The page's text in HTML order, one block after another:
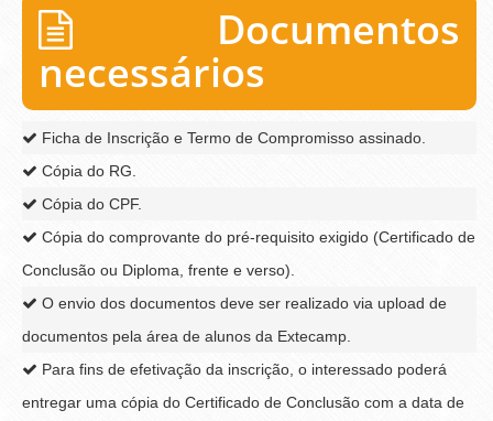
Documentos
necessários
Ficha de Inscrição e Termo de Compromisso assinado.
Cópia do RG.
Cópia do CPF.
Cópia do comprovante do pré-requisito exigido (Certificado de
Conclusão ou Diploma, frente e verso).
O envio dos documentos deve ser realizado via upload de
documentos pela área de alunos da Extecamp.
Para fins de efetivação da inscrição, o interessado poderá
entregar uma cópia do Certificado de Conclusão com a data de